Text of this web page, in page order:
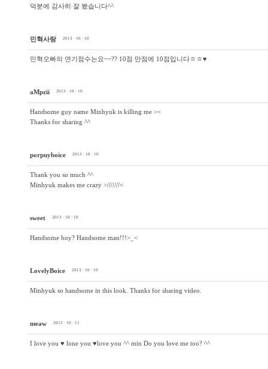
덕분에 감사히 잘 봤습니다^^
민혁사랑 2013 · 10 · 10
민혁오빠의 연기점수는요~~?? 10점 만점에 10점입니다ㅎㅎ♥
aMpzii 2013 · 10 · 10
Handsome guy name Minhyuk is killing me ><
Thanks for sharing ^^
porpuyboice 2013 · 10 · 10
Thank you so much ^^
Minhyuk makes me crazy >///////<
sweet 2013 · 10 · 10
Handsome boy? Handsome man!!!>_<
LovelyBoice 2013 · 10 · 10
Minhyuk so handsome in this look. Thanks for sharing video.
meaw 2013 · 10 · 11
I love you ♥ lone you ♥love you ^^ min Do you love me too? ^^